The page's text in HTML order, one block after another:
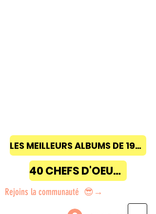
LES MEILLEURS ALBUMS DE 1968 à 2018
40 CHEFS D'OEUVRE
Rejoins la communauté 😎→